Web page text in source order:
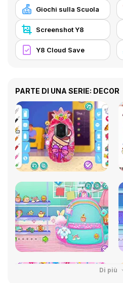
Giochi sulla Scuola
Screenshot Y8
Y8 Cloud Save
PARTE DI UNA SERIE: DECOR
Di più